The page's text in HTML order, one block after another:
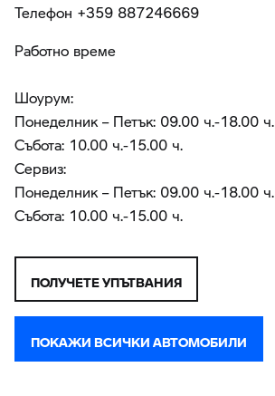
Teлефон +359 887246669
Работно време
Шоурум:
Понеделник – Петък: 09.00 ч.-18.00 ч.
Събота: 10.00 ч.-15.00 ч.
Сервиз:
Понеделник – Петък: 09.00 ч.-18.00 ч.
Събота: 10.00 ч.-15.00 ч.
ПОЛУЧЕТЕ УПЪТВАНИЯ
ПОКАЖИ ВСИЧКИ АВТОМОБИЛИ